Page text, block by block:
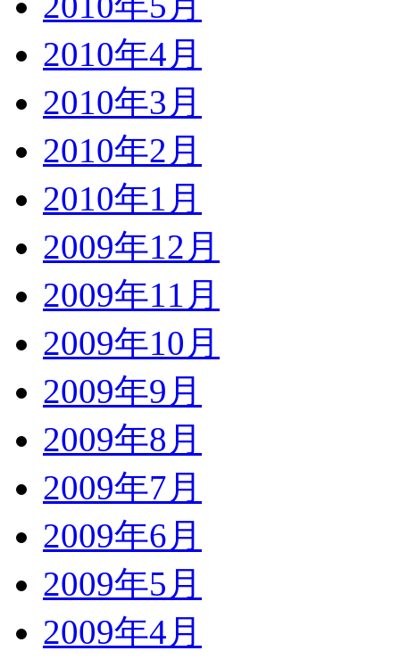
2010年4月
2010年3月
2010年2月
2010年1月
2009年12月
2009年11月
2009年10月
2009年9月
2009年8月
2009年7月
2009年6月
2009年5月
2009年4月